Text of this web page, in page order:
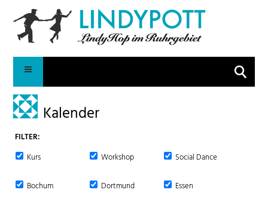
Suche
Kalender
FILTER:
Kurs
Workshop Social Dance
Bochum Dortmund Essen